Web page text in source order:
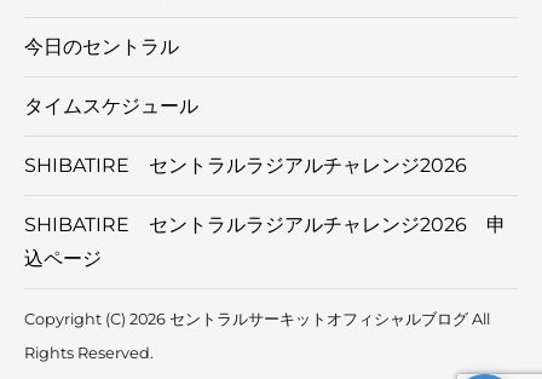
今日のセントラル
タイムスケジュール
SHIBATIRE セントラルラジアルチャレンジ2026
SHIBATIRE セントラルラジアルチャレンジ2026 申
込ページ
Copyright (C) 2026 セントラルサーキットオフィシャルブログ All
Rights Reserved.